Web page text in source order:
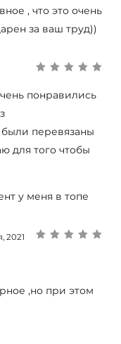
, что это очень
за ваш труд))
5
понравились
перевязаны
для того чтобы
у меня в топе
2021
,но при этом